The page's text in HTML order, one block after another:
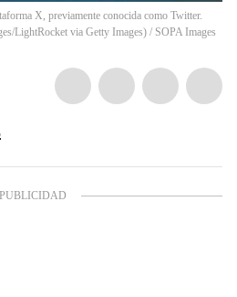
X, previamente conocida como Twitter.
LightRocket via Getty Images) / SOPA Images